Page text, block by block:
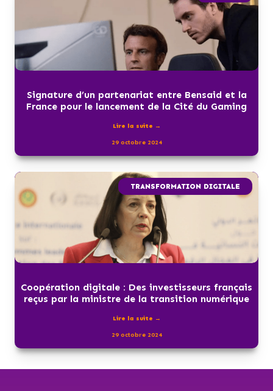
Signature d’un partenariat entre Bensaid et la
France pour le lancement de la Cité du Gaming
Lire la suite →
29 octobre 2024
TRANSFORMATION DIGITALE
Coopération digitale : Des investisseurs français
reçus par la ministre de la transition numérique
Lire la suite →
29 octobre 2024